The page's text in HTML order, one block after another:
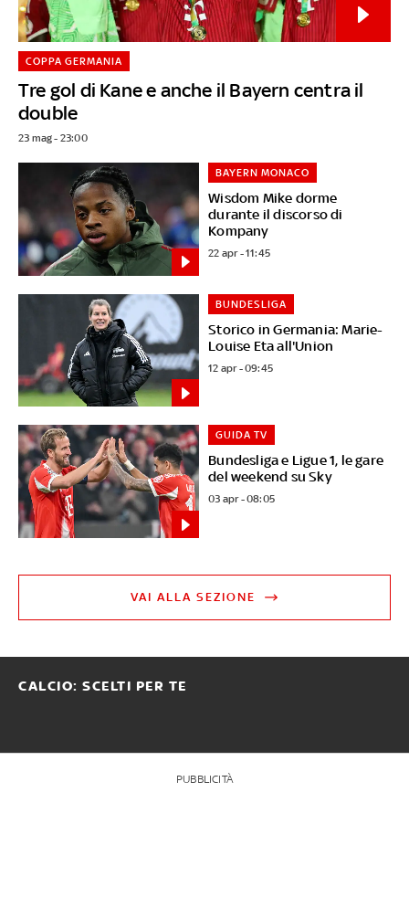
Tre gol di Kane e anche il Bayern centra il
double
COPPA GERMANIA
23 mag - 23:00
Wisdom Mike dorme
durante il discorso di
Kompany
BAYERN MONACO
22 apr - 11:45
Storico in Germania: Marie-
Louise Eta all'Union
BUNDESLIGA
12 apr - 09:45
Bundesliga e Ligue 1, le gare
del weekend su Sky
GUIDA TV
03 apr - 08:05
VAI ALLA SEZIONE
CALCIO: SCELTI PER TE
PUBBLICITÀ